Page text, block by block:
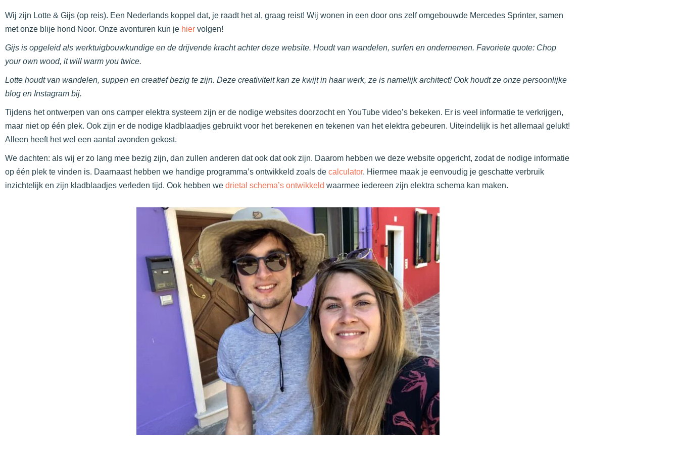
Wij zijn Lotte & Gijs (op reis). Een Nederlands koppel dat, je raadt het al, graag reist! Wij wonen in een door ons zelf omgebouwde Mercedes Sprinter, samen
met onze blije hond Noor. Onze avonturen kun je hier volgen!
Gijs is opgeleid als werktuigbouwkundige en de drijvende kracht achter deze website. Houdt van wandelen, surfen en ondernemen. Favoriete quote: Chop
your own wood, it will warm you twice.
Lotte houdt van wandelen, suppen en creatief bezig te zijn. Deze creativiteit kan ze kwijt in haar werk, ze is namelijk architect! Ook houdt ze onze persoonlijke
blog en Instagram bij.
Tijdens het ontwerpen van ons camper elektra systeem zijn er de nodige websites doorzocht en YouTube video’s bekeken. Er is veel informatie te verkrijgen,
maar niet op één plek. Ook zijn er de nodige kladblaadjes gebruikt voor het berekenen en tekenen van het elektra gebeuren. Uiteindelijk is het allemaal gelukt!
Alleen heeft het wel een aantal avonden gekost.
We dachten: als wij er zo lang mee bezig zijn, dan zullen anderen dat ook dat ook zijn. Daarom hebben we deze website opgericht, zodat de nodige informatie
op één plek te vinden is. Daarnaast hebben we handige programma’s ontwikkeld zoals de calculator. Hiermee maak je eenvoudig je geschatte verbruik
inzichtelijk en zijn kladblaadjes verleden tijd. Ook hebben we drietal schema’s ontwikkeld waarmee iedereen zijn elektra schema kan maken.